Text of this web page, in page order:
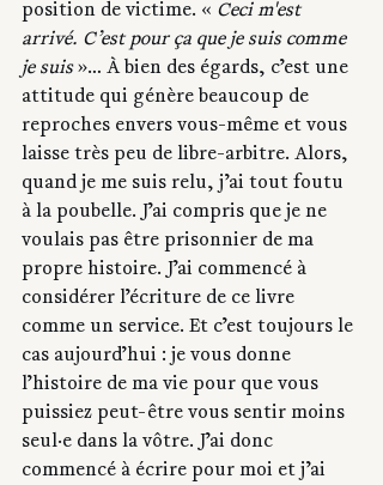
position de victime. « Ceci m'est
arrivé. C’est pour ça que je suis comme
je suis »… À bien des égards, c’est une
attitude qui génère beaucoup de
reproches envers vous-même et vous
laisse très peu de libre-arbitre. Alors,
quand je me suis relu, j’ai tout foutu
à la poubelle. J’ai compris que je ne
voulais pas être prisonnier de ma
propre histoire. J’ai commencé à
considérer l’écriture de ce livre
comme un service. Et c’est toujours le
cas aujourd’hui : je vous donne
l’histoire de ma vie pour que vous
puissiez peut-être vous sentir moins
seul·e dans la vôtre. J’ai donc
commencé à écrire pour moi et j’ai